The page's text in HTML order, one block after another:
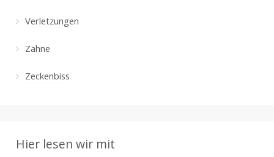
Verletzungen
Zähne
Zeckenbiss
Hier lesen wir mit